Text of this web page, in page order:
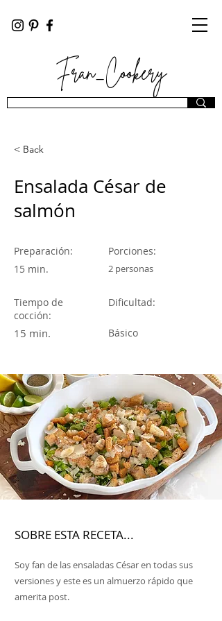
Fran_Cookery
< Back
Ensalada César de
salmón
Preparación:
15 min.
Tiempo de
cocción:
15 min.
Porciones:
2 personas
Dificultad:
Básico
SOBRE ESTA RECETA...
Soy fan de las ensaladas César en todas sus
versiones y este es un almuerzo rápido que
amerita post.